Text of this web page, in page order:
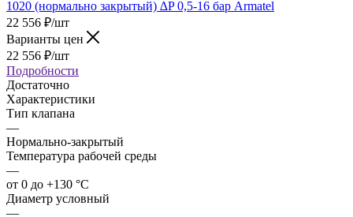
22 556 ₽/шт
Варианты цен
22 556 ₽/шт
Подробности
Достаточно
Характеристики
Тип клапана
—
Нормально-закрытый
Температура рабочей среды
—
от 0 до +130 °С
Диаметр условный
—